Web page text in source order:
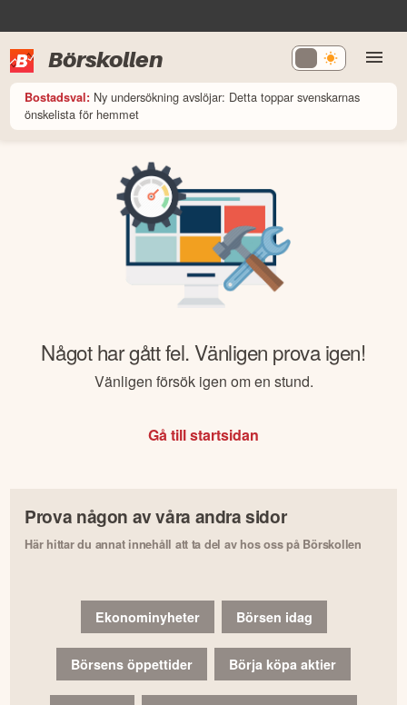
Börskollen
Bostadsval: Ny undersökning avslöjar: Detta toppar svenskarnas
önskelista för hemmet
Något har gått fel. Vänligen prova igen!
Vänligen försök igen om en stund.
Gå till startsidan
Prova någon av våra andra sidor
Här hittar du annat innehåll att ta del av hos oss på Börskollen
Ekonominyheter Börsen idag
Börsens öppettider Börja köpa aktier